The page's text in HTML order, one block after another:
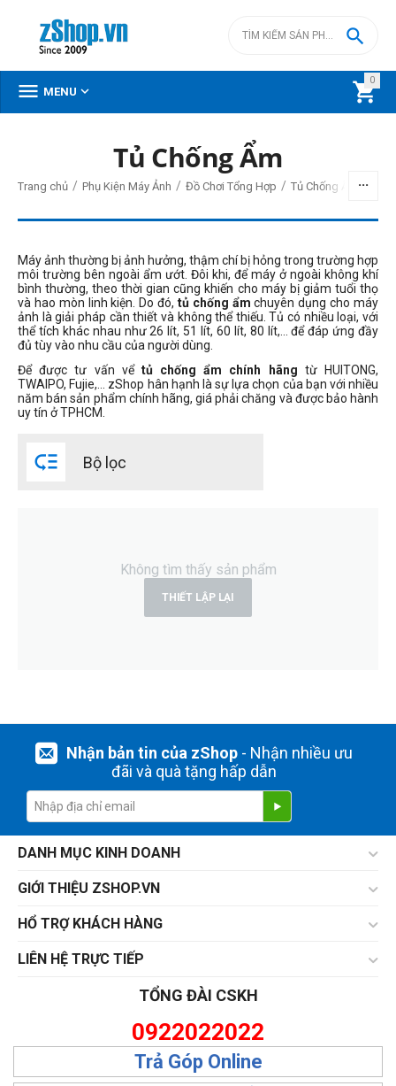
0


 MENU 
Menu
BỘ LỌC
Giá
đ– đ
2090000đ 30445000đ
Eureka
Tủ Chống Ẩm
Trang chủ / Phụ Kiện Máy Ảnh / Đồ Chơi Tổng Hợp / Tủ Chống Ẩm
Máy ảnh thường bị ảnh hưởng, thậm chí bị hỏng trong trường hợp
môi trường bên ngoài ẩm ướt. Đôi khi, để máy ở ngoài không khí
bình thường, theo thời gian cũng khiến cho máy bị giảm tuổi thọ
và hao mòn linh kiện. Do đó, tủ chống ẩm chuyên dụng cho máy
ảnh là giải pháp cần thiết và không thể thiếu. Tủ có nhiều loại, với
thể tích khác nhau như 26 lít, 51 lít, 60 lít, 80 lít,... để đáp ứng đầy
đủ tùy vào nhu cầu của người dùng.
Để được tư vấn vể tủ chống ẩm chính hãng từ HUITONG,
TWAIPO, Fujie,... zShop hân hạnh là sự lựa chọn của bạn với nhiều
năm bán sản phẩm chính hãng, giá phải chăng và được bảo hành
uy tín ở TPHCM.
 Bộ lọc
Không tìm thấy sản phẩm
THIẾT LẬP LẠI
Nhận bản tin của zShop- Nhận nhiều ưu
đãi và quà tặng hấp dẫn
DANH MỤC KINH DOANH
GIỚI THIỆU ZSHOP.VN
HỔ TRỢ KHÁCH HÀNG
LIÊN HỆ TRỰC TIẾP
TỔNG ĐÀI CSKH
0922022022
Trả Góp Online